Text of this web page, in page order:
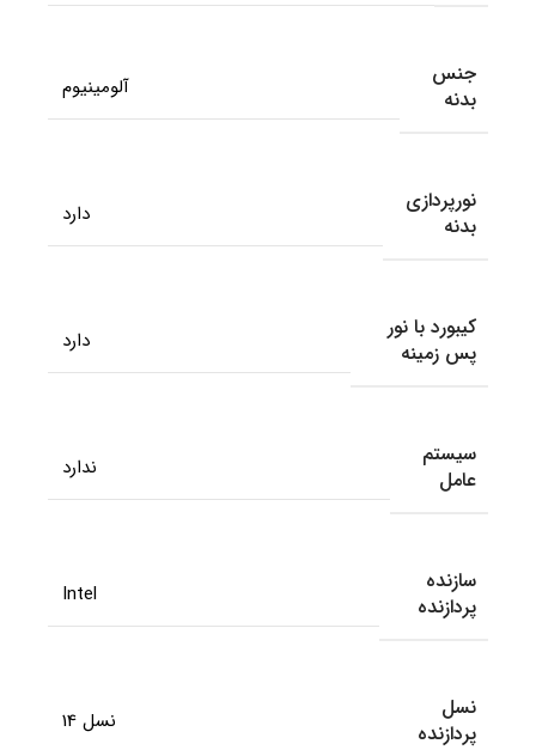
جنس
بدنه
آلومینیوم
نورپردازی
بدنه
دارد
کیبورد با نور
پس زمینه
دارد
سیستم
عامل
ندارد
سازنده
پردازنده
Intel
نسل
پردازنده
نسل 14